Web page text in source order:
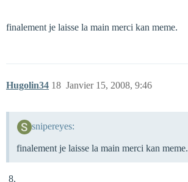
finalement je laisse la main merci kan meme.
Hugolin34 Janvier 15, 2008, 9:46
18
snipereyes:
finalement je laisse la main merci kan meme.